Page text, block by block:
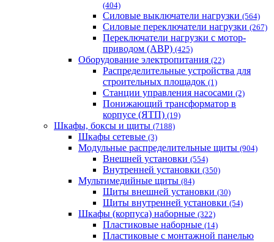
(404)
Силовые выключатели нагрузки (564)
Cиловые переключатели нагрузки (267)
Переключатели нагрузки с мотор-
приводом (АВР) (425)
Оборудование электропитания (22)
Распределительные устройства для
строительных площадок (1)
Станции управления насосами (2)
Понижающий трансформатор в
корпусе (ЯТП) (19)
Шкафы, боксы и щиты (7188)
Шкафы сетевые (3)
Модульные распределительные щиты (904)
Внешней установки (554)
Внутренней установки (350)
Мультимедийные щиты (84)
Щиты внешней установки (30)
Щиты внутренней установки (54)
Шкафы (корпуса) наборные (322)
Пластиковые наборные (14)
Пластиковые с монтажной панелью